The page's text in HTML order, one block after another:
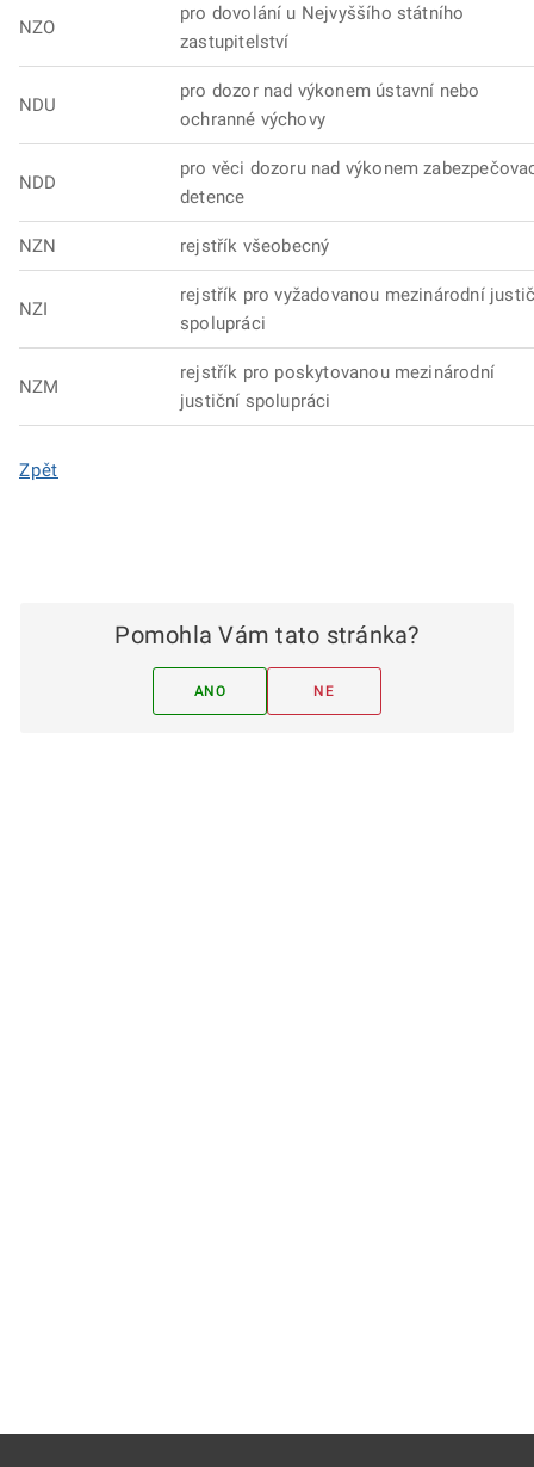
NZO
pro dovolání u Nejvyššího státního
zastupitelství
NDU
pro dozor nad výkonem ústavní nebo
ochranné výchovy
NDD
pro věci dozoru nad výkonem
detence
NZN rejstřík všeobecný
NZI
rejstřík pro vyžadovanou mezinárodní
spolupráci
NZM
rejstřík pro poskytovanou mezinárodní
justiční spolupráci
Zpět
Pomohla Vám tato stránka?
ANO NE